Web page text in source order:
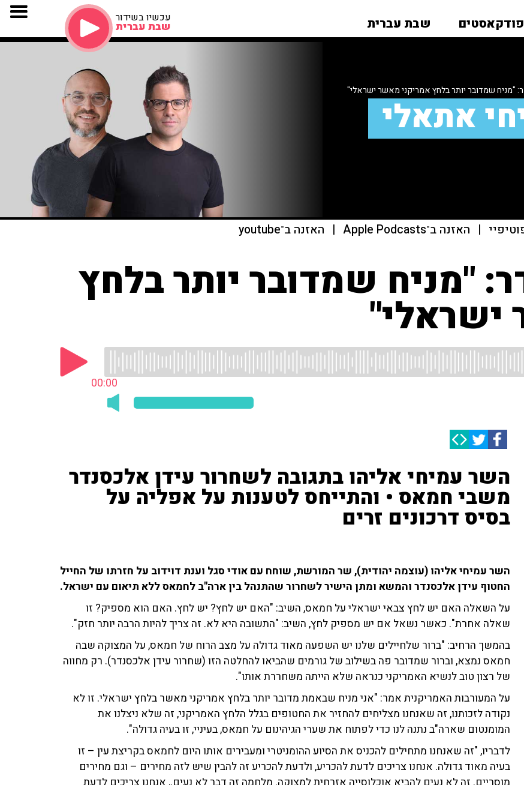
פודקאסטים שבת עברית עכשיו בשידור
שבת עברית
"מניח שמדובר יותר בלחץ אמריקני מאשר ישראלי"
אתאלי
| האזנה ב־Apple Podcasts | האזנה ב־youtube
"מניח שמדובר יותר בלחץ
ישראלי"
00:00
השר עמיחי אליהו בתגובה לשחרור עידן אלכסנדר
משבי חמאס • והתייחס לטענות על אפליה על
בסיס דרכונים זרים
השר עמיחי אליהו (עוצמה יהודית), שר המורשת, שוחח עם אודי סגל וענת דוידוב על חזרתו של החייל
החטוף עידן אלכסנדר והמשא ומתן הישיר לשחרור שהתנהל בין ארה"ב לחמאס ללא תיאום עם ישראל.
על השאלה האם יש לחץ צבאי ישראלי על חמאס, השיב: "האם יש לחץ? יש לחץ. האם הוא מספיק? זו
שאלה אחרת". כאשר נשאל אם יש מספיק לחץ, השיב: "התשובה היא לא. זה צריך להיות הרבה יותר חזק".
בהמשך הרחיב: "ברור שלחיילים שלנו יש השפעה מאוד גדולה על מצב הרוח של חמאס, על המצוקה שבה
חמאס נמצא, וברור שמדובר פה בשילוב של גורמים שהביאו להחלטה הזו (שחרור עידן אלכסנדר). רק מחווה
של רצון טוב לנשיא האמריקני כנראה שלא הייתה משחררת אותו".
על המעורבות האמריקנית אמר: "אני מניח שבאמת מדובר יותר בלחץ אמריקני מאשר בלחץ ישראלי. זו לא
נקודה לזכותנו, זה שאנחנו מצליחים להחזיר את החטופים בגלל הלחץ האמריקני, זה שלא ניצלנו את
המומנטום שארה"ב נתנה לנו כדי לפתוח את שערי הגיהינום על חמאס, בעיניי, זו בעיה גדולה".
לדבריו, "זה שאנחנו מתחילים להכניס את הסיוע ההומניטרי ומעבירים אותו היום לחמאס בקריצת עין – זו
בעיה מאוד גדולה. אנחנו צריכים לדעת להכריע, ולדעת להכריע זה להבין שיש לזה מחירים – וגם מחירים